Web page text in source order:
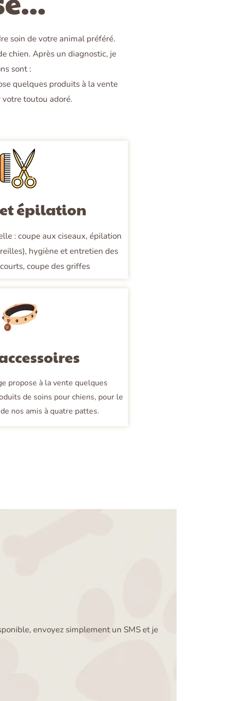
soin de votre animal préféré.
chien. Après un diagnostic, je
sont :
quelques produits à la vente
toutou adoré.
et épilation
: coupe aux ciseaux, épilation
hygiène et entretien des
coupe des griffes
propose à la vente quelques
de soins pour chiens, pour le
nos amis à quatre pattes.
envoyez simplement un SMS et je